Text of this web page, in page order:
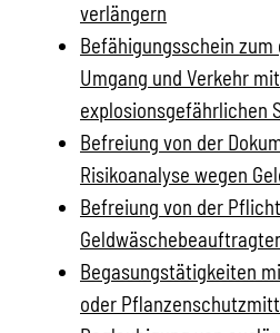
verlängern
Befähigungsschein
Umgang und Verkehr mit
explosionsgefährlichen
Befreiung von der
Risikoanalyse wegen
Befreiung von der
Begasungstätigkeiten
oder